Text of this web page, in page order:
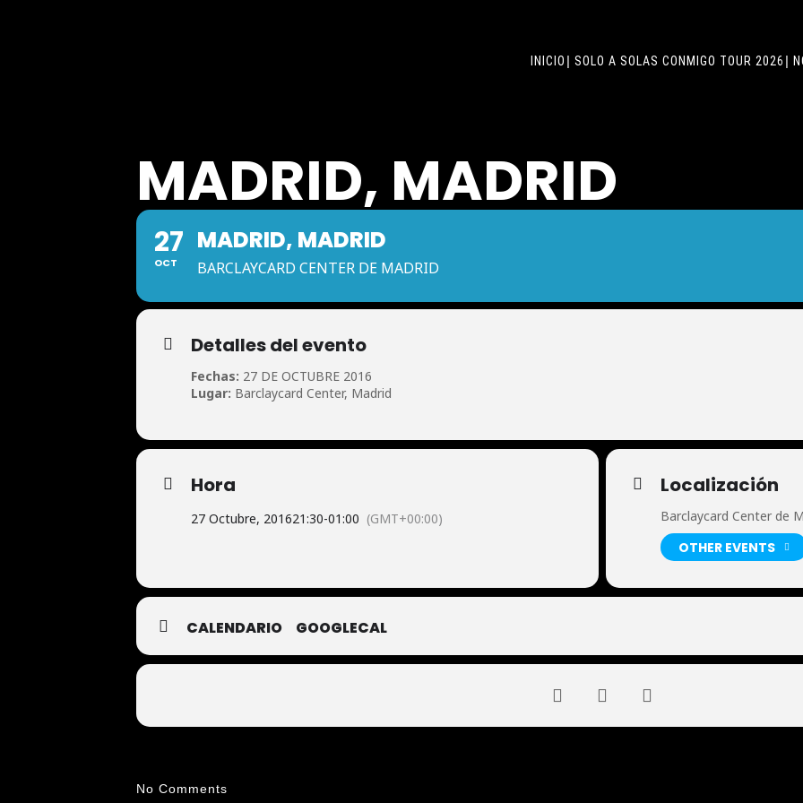
INICIO SOLO A SOLAS CONMIGO TOUR 2026
MADRID, MADRID
27
OCT
MADRID, MADRID
BARCLAYCARD CENTER DE MADRID
Detalles del evento
Fechas: 27 DE OCTUBRE 2016
Lugar: Barclaycard Center, Madrid
Hora
27 Octubre, 201621:30-01:00 (GMT+00:00)
Localización
Barclaycard Center de
OTHER EVENTS
CALENDARIO GOOGLECAL
No Comments